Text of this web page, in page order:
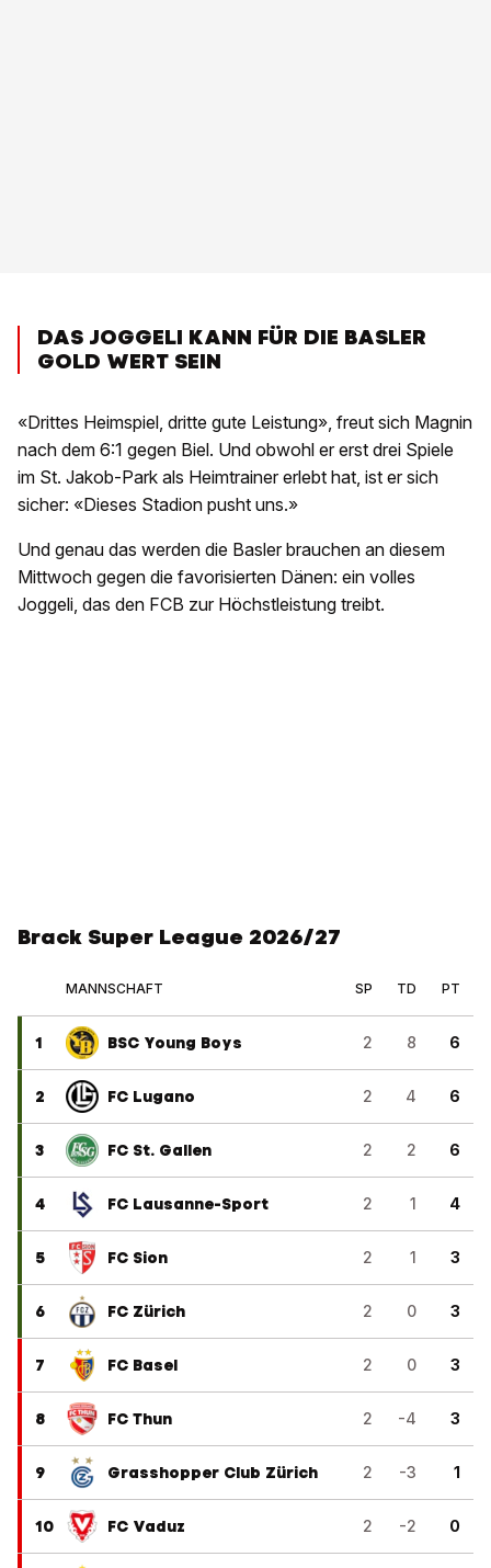
DAS JOGGELI KANN FÜR DIE BASLER
GOLD WERT SEIN
«Drittes Heimspiel, dritte gute Leistung», freut sich Magnin
nach dem 6:1 gegen Biel. Und obwohl er erst drei Spiele
im St. Jakob-Park als Heimtrainer erlebt hat, ist er sich
sicher: «Dieses Stadion pusht uns.»
Und genau das werden die Basler brauchen an diesem
Mittwoch gegen die favorisierten Dänen: ein volles
Joggeli, das den FCB zur Höchstleistung treibt.
Brack Super League 2026/27
MANNSCHAFT SP TD PT
1 BSC Young Boys 2 8 6
2 FC Lugano 2 4 6
3 FC St. Gallen 2 2 6
4 FC Lausanne-Sport 2 1 4
5 FC Sion 2 1 3
6 FC Zürich 2 0 3
7 FC Basel 2 0 3
8 FC Thun 2 -4 3
9 Grasshopper Club Zürich 2 -3 1
10 FC Vaduz 2 -2 0